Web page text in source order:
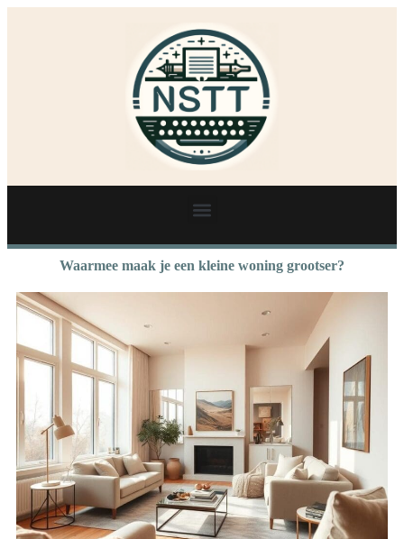
Waarmee maak je een kleine woning grootser?